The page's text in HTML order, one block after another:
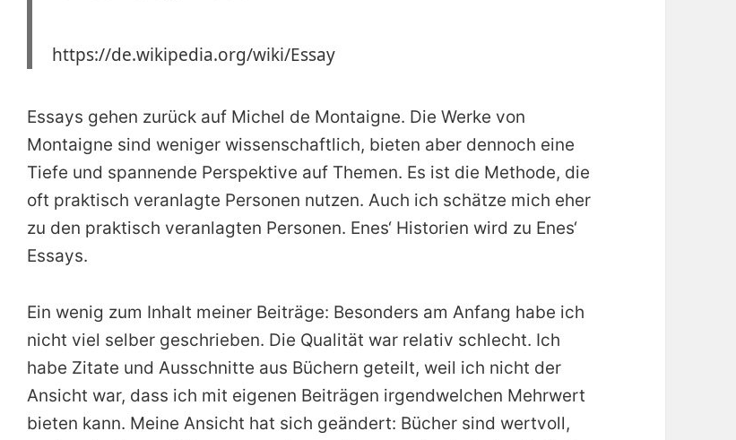
https://de.wikipedia.org/wiki/Essay
Essays gehen zurück auf Michel de Montaigne. Die Werke von
Montaigne sind weniger wissenschaftlich, bieten aber dennoch eine
Tiefe und spannende Perspektive auf Themen. Es ist die Methode, die
oft praktisch veranlagte Personen nutzen. Auch ich schätze mich eher
zu den praktisch veranlagten Personen. Enes‘ Historien wird zu Enes‘
Essays.
Ein wenig zum Inhalt meiner Beiträge: Besonders am Anfang habe ich
nicht viel selber geschrieben. Die Qualität war relativ schlecht. Ich
habe Zitate und Ausschnitte aus Büchern geteilt, weil ich nicht der
Ansicht war, dass ich mit eigenen Beiträgen irgendwelchen Mehrwert
bieten kann. Meine Ansicht hat sich geändert: Bücher sind wertvoll,